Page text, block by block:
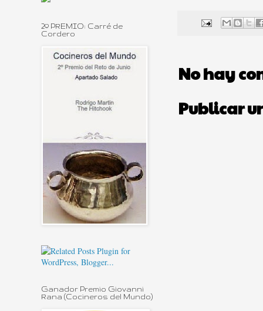
No hay
Publicar
2º PREMIO: Carré de
Cordero
Ganador Premio Giovanni
Rana (Cocineros del Mundo)